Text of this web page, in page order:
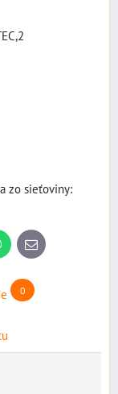
zo sieťoviny:
E-
mail
0